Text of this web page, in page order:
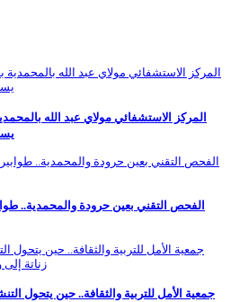
المركز الاستشفائي مولاي عبد الله
الفحص التقني بعين حرودة والمحمدية..
جمعية الأمل للتربية والثقافة.. حين يتحول